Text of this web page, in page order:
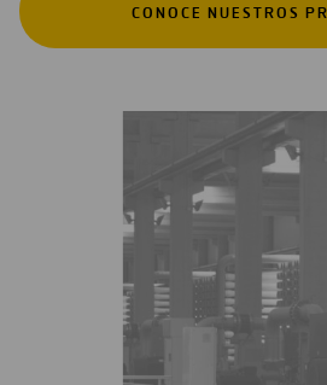
CONOCE NUESTROS